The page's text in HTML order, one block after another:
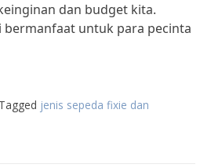
dan budget kita.
bermanfaat untuk para pecinta
Tagged jenis sepeda fixie dan